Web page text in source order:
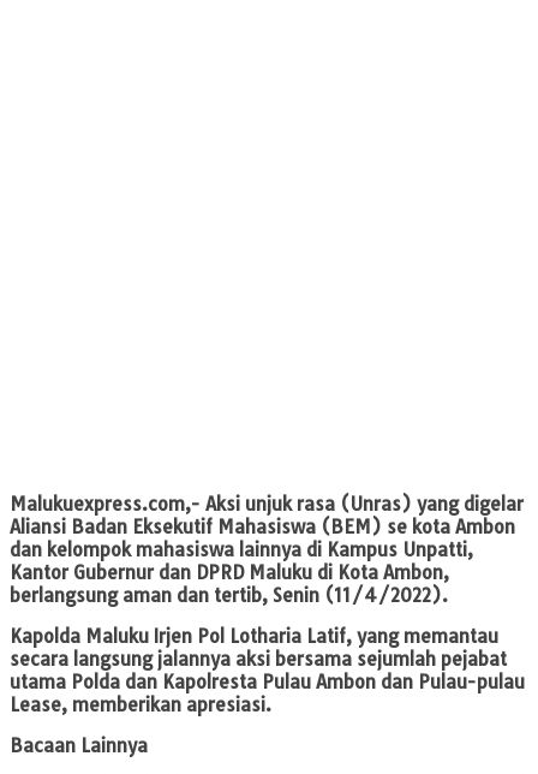
Malukuexpress.com,- Aksi unjuk rasa (Unras) yang digelar
Aliansi Badan Eksekutif Mahasiswa (BEM) se kota Ambon
dan kelompok mahasiswa lainnya di Kampus Unpatti,
Kantor Gubernur dan DPRD Maluku di Kota Ambon,
berlangsung aman dan tertib, Senin (11/4/2022).
Kapolda Maluku Irjen Pol Lotharia Latif, yang memantau
secara langsung jalannya aksi bersama sejumlah pejabat
utama Polda dan Kapolresta Pulau Ambon dan Pulau-pulau
Lease, memberikan apresiasi.
Bacaan Lainnya